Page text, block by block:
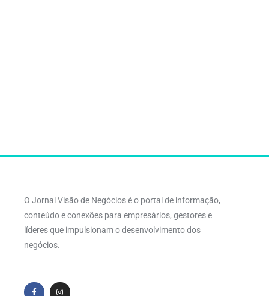
O Jornal Visão de Negócios é o portal de informação,
conteúdo e conexões para empresários, gestores e
líderes que impulsionam o desenvolvimento dos
negócios.